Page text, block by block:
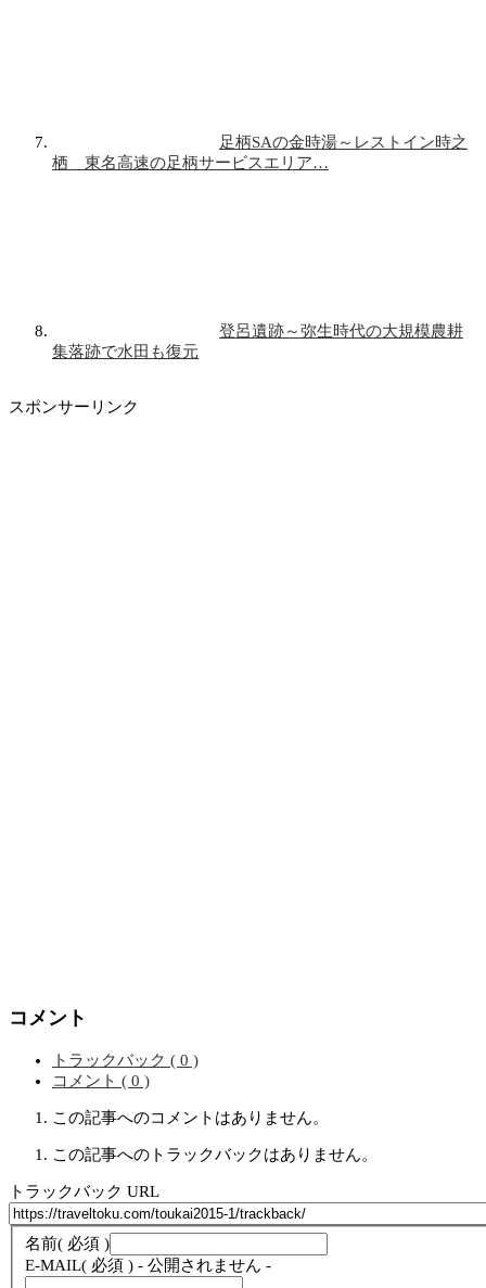
足柄SAの金時湯～レストイン時之
栖 東名高速の足柄サービスエリア…
登呂遺跡～弥生時代の大規模農耕
集落跡で水田も復元
スポンサーリンク
コメント
トラックバック ( 0 )
コメント ( 0 )
この記事へのコメントはありません。
この記事へのトラックバックはありません。
トラックバック URL
名前( 必須 )
E-MAIL( 必須 ) - 公開されません -